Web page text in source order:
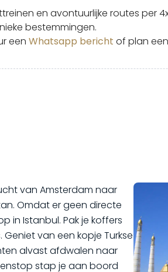
en avontuurlijke routes per
bestemmingen.
een Whatsapp bericht of plan een
van Amsterdam naar
Omdat er geen directe
in Istanbul. Pak je koffers
van een kopje Turkse
alvast afdwalen naar
stap je aan boord